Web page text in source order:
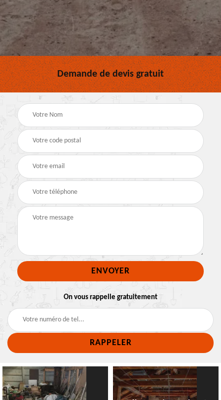
Demande de devis gratuit
On vous rappelle gratuitement